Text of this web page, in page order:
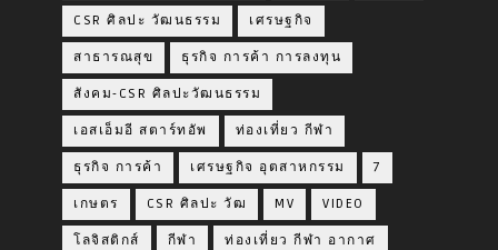
CSR ศิลปะ วัฒนธรรม เศรษฐกิจ
สาธารณสุข ธุรกิจ การค้า การลงทุน
สังคม-CSR ศิลปะวัฒนธรรม
เอสเอ็มอี สตาร์ทอัพ ท่องเที่ยว กีฬา
ธุรกิจ การค้า เศรษฐกิจ อุตสาหกรรม 7
เกษตร CSR ศิลปะ วัฒ MV VIDEO
โลจิสติกส์ กีฬา ท่องเที่ยว กีฬา อากาศ